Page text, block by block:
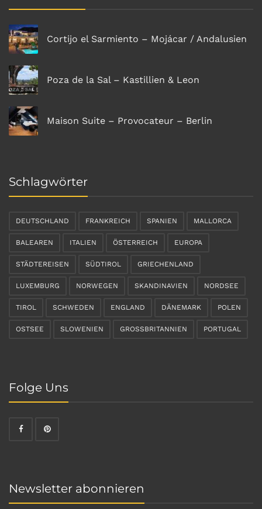
Cortijo el Sarmiento – Mojácar / Andalusien
Poza de la Sal – Kastillien & Leon
Maison Suite – Provocateur – Berlin
Schlagwörter
DEUTSCHLAND FRANKREICH SPANIEN MALLORCA
BALEAREN ITALIEN ÖSTERREICH EUROPA
STÄDTEREISEN SÜDTIROL GRIECHENLAND
LUXEMBURG NORWEGEN SKANDINAVIEN NORDSEE
TIROL SCHWEDEN ENGLAND DÄNEMARK POLEN
OSTSEE SLOWENIEN GROSSBRITANNIEN PORTUGAL
Folge Uns
Newsletter abonnieren